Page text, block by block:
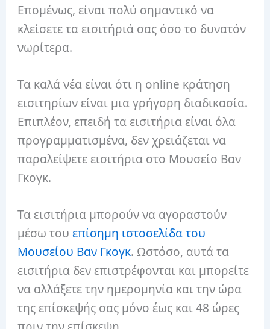
Επομένως, είναι πολύ σημαντικό να
κλείσετε τα εισιτήριά σας όσο το δυνατόν
νωρίτερα.
Τα καλά νέα είναι ότι η online κράτηση
εισιτηρίων είναι μια γρήγορη διαδικασία.
Επιπλέον, επειδή τα εισιτήρια είναι όλα
προγραμματισμένα, δεν χρειάζεται να
παραλείψετε εισιτήρια στο Μουσείο Βαν
Γκογκ.
Τα εισιτήρια μπορούν να αγοραστούν
μέσω τουεπίσημη ιστοσελίδα του
Μουσείου Βαν Γκογκ. Ωστόσο, αυτά τα
εισιτήρια δεν επιστρέφονται και μπορείτε
να αλλάξετε την ημερομηνία και την ώρα
της επίσκεψής σας μόνο έως και 48 ώρες